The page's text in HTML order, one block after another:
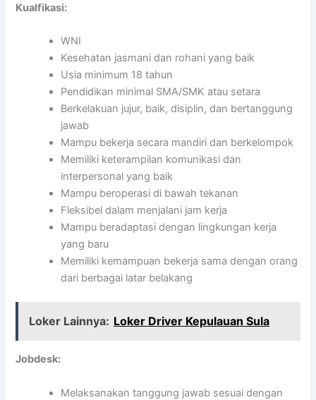
Kualfikasi:
WNI
Kesehatan jasmani dan rohani yang baik
Usia minimum 18 tahun
Pendidikan minimal SMA/SMK atau setara
Berkelakuan jujur, baik, disiplin, dan bertanggung
jawab
Mampu bekerja secara mandiri dan berkelompok
Memiliki keterampilan komunikasi dan
interpersonal yang baik
Mampu beroperasi di bawah tekanan
Fleksibel dalam menjalani jam kerja
Mampu beradaptasi dengan lingkungan kerja
yang baru
Memiliki kemampuan bekerja sama dengan orang
dari berbagai latar belakang
Loker Lainnya: Loker Driver Kepulauan Sula
Jobdesk:
Melaksanakan tanggung jawab sesuai dengan